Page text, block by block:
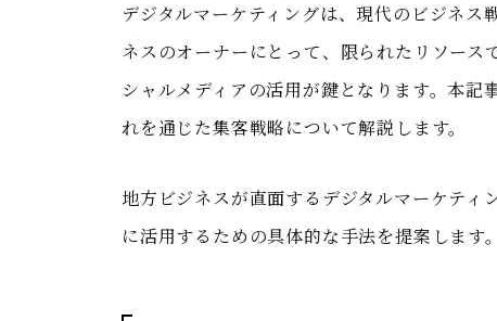
デジタルマーケティングは、現代のビジネ
ネスのオーナーにとって、限られたリソー
シャルメディアの活用が鍵となります。本
れを通じた集客戦略について解説します。
地方ビジネスが直面するデジタルマーケテ
に活用するための具体的な手法を提案します。